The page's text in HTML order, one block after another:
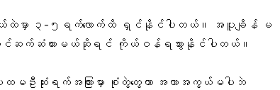
ယ်ထဲမှာ ၃-၅ရက်လောက်ထိ ရှင်နိုင်ပါတယ်။ အပူချိန် မ
က်ဆံထားမယ်ဆိုရင် ကိုယ်ဝန်ရသွားနိုင်ပါတယ်။
ဦးဆုံးရက်အကြားမှာ စုံတွဲတွေဟာ အကာအကွယ်မပါဘဲ